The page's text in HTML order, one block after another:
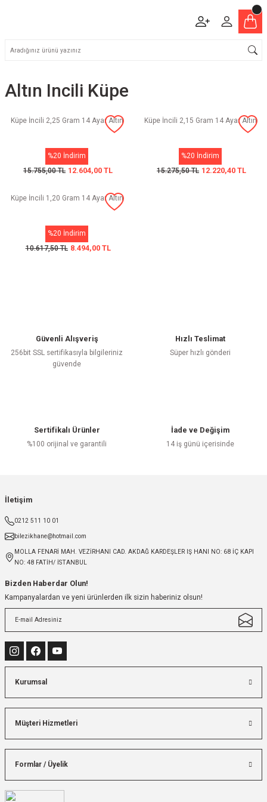
Altın Incili Küpe
Küpe İncili 2,25 Gram 14 Ayar Altın
%20 İndirim
15.755,00 TL 12.604,00 TL
Küpe İncili 2,15 Gram 14 Ayar Altın
%20 İndirim
15.275,50 TL 12.220,40 TL
Küpe İncili 1,20 Gram 14 Ayar Altın
%20 İndirim
10.617,50 TL 8.494,00 TL
Güvenli Alışveriş
256bit SSL sertifikasıyla bilgileriniz
güvende
Hızlı Teslimat
Süper hızlı gönderi
Sertifikalı Ürünler
%100 orijinal ve garantili
İade ve Değişim
14 iş günü içerisinde
İletişim
0212 511 10 01
bilezikhane@hotmail.com
MOLLA FENARİ MAH. VEZİRHANI CAD. AKDAĞ KARDEŞLER IŞ HANI NO: 68 İÇ KAPI
NO: 48 FATİH/ İSTANBUL
Bizden Haberdar Olun!
Kampanyalardan ve yeni ürünlerden ilk sizin haberiniz olsun!
Kurumsal
Müşteri Hizmetleri
Formlar / Üyelik